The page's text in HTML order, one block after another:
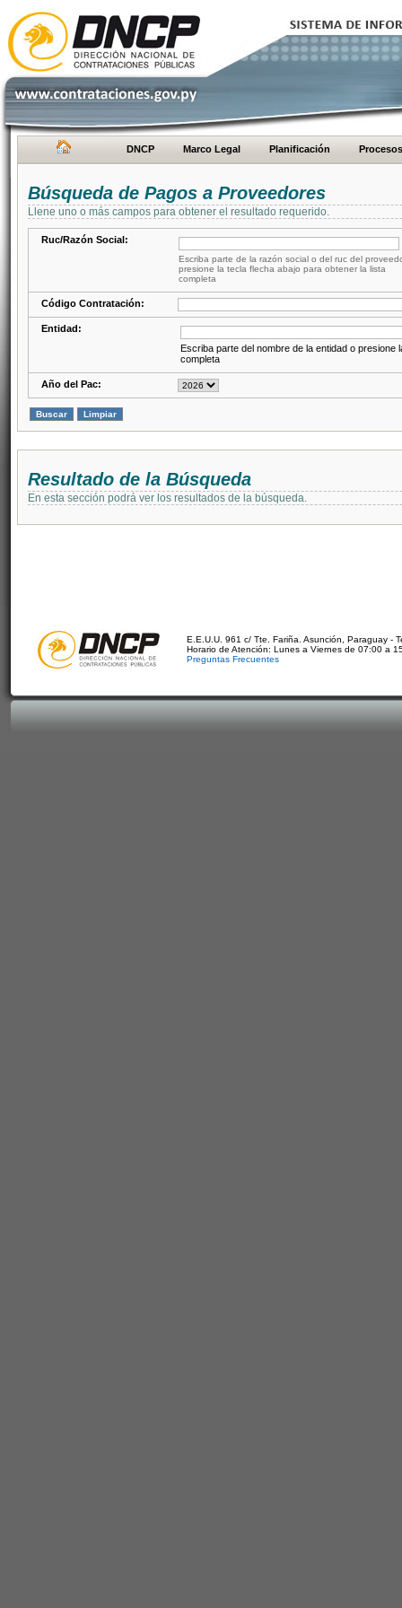
DNCP Marco Legal Planificación Procesos
Búsqueda de Pagos a Proveedores
Llene uno o más campos para obtener el resultado requerido.
Ruc/Razón Social:
Escriba parte de la razón social o del ruc del
presione la tecla flecha abajo para obtener la lista
completa
Código Contratación:
Entidad:
Escriba parte del nombre de la entidad o presione
completa
Año del Pac:
Resultado de la Búsqueda
En esta sección podrá ver los resultados de la búsqueda.
E.E.U.U. 961 c/ Tte. Fariña. Asunción, Paraguay -
Horario de Atención: Lunes a Viernes de 07:00 a
Preguntas Frecuentes